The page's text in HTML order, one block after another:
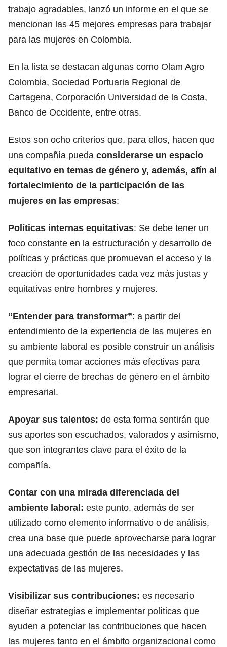
trabajo agradables, lanzó un informe en el que se
mencionan las 45 mejores empresas para trabajar
para las mujeres en Colombia.
En la lista se destacan algunas como Olam Agro
Colombia, Sociedad Portuaria Regional de
Cartagena, Corporación Universidad de la Costa,
Banco de Occidente, entre otras.
Estos son ocho criterios que, para ellos, hacen que
una compañía pueda considerarse un espacio
equitativo en temas de género y, además, afín al
fortalecimiento de la participación de las
mujeres en las empresas:
Políticas internas equitativas: Se debe tener un
foco constante en la estructuración y desarrollo de
políticas y prácticas que promuevan el acceso y la
creación de oportunidades cada vez más justas y
equitativas entre hombres y mujeres.
“Entender para transformar”: a partir del
entendimiento de la experiencia de las mujeres en
su ambiente laboral es posible construir un análisis
que permita tomar acciones más efectivas para
lograr el cierre de brechas de género en el ámbito
empresarial.
Apoyar sus talentos: de esta forma sentirán que
sus aportes son escuchados, valorados y asimismo,
que son integrantes clave para el éxito de la
compañía.
Contar con una mirada diferenciada del
ambiente laboral: este punto, además de ser
utilizado como elemento informativo o de análisis,
crea una base que puede aprovecharse para lograr
una adecuada gestión de las necesidades y las
expectativas de las mujeres.
Visibilizar sus contribuciones: es necesario
diseñar estrategias e implementar políticas que
ayuden a potenciar las contribuciones que hacen
las mujeres tanto en el ámbito organizacional como